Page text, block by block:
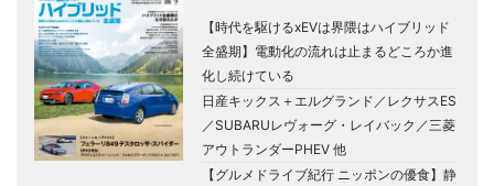
【時代を駆けるxEVは界隈はハイブリッド
全盛期】電動化の流れは止まるどころか進
化し続けている
日産キックス＋エルグランド／レクサスES
／SUBARUレヴォーグ・レイバック／三菱
アウトランダーPHEV 他
【グルメドライブ紀行 ニッポンの優食】静